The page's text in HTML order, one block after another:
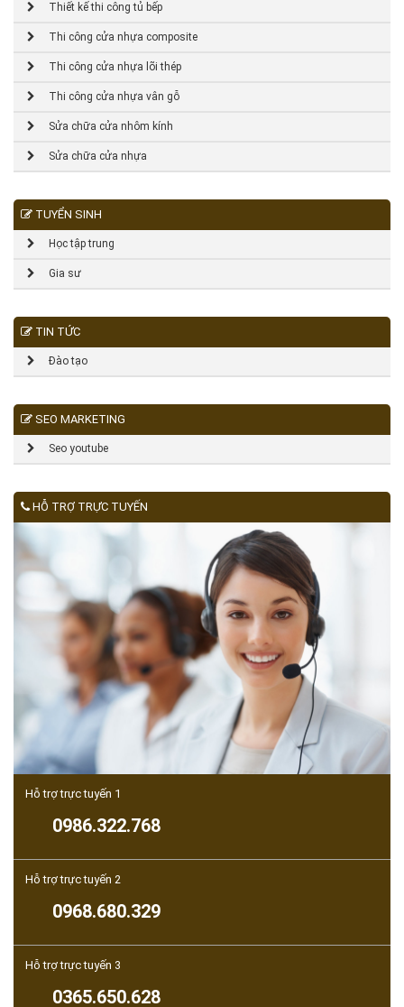
Thiết kế thi công tủ bếp
Thi công cửa nhựa composite
Thi công cửa nhựa lõi thép
Thi công cửa nhựa vân gỗ
Sửa chữa cửa nhôm kính
Sửa chữa cửa nhựa
TUYỂN SINH
Học tập trung
Gia sư
TIN TỨC
Đào tạo
SEO MARKETING
Seo youtube
HỖ TRỢ TRỰC TUYẾN
Hỗ trợ trực tuyến 1
0986.322.768
Hỗ trợ trực tuyến 2
0968.680.329
Hỗ trợ trực tuyến 3
0365.650.628